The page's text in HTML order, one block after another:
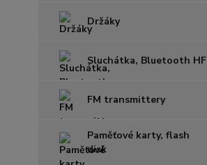
Držáky
Sluchátka, Bluetooth HF
FM transmittery
Paměťové karty, flash
disk